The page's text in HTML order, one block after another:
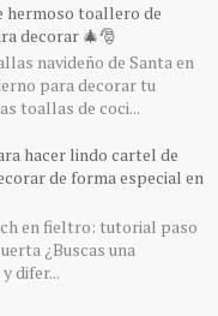
hermoso toallero de
decorar 🎄🎅
navideño de Santa en
para decorar tu
toallas de coci...
hacer lindo cartel de
de forma especial en
en fieltro: tutorial paso
¿Buscas una
difer...